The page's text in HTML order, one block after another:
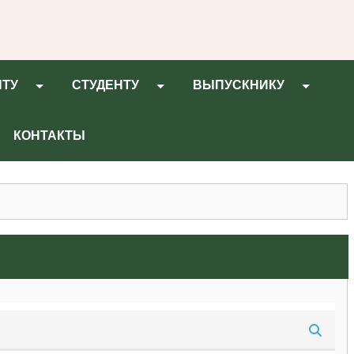
СТУДЕНТУ ВЫПУСКНИКУ
КОНТАКТЫ